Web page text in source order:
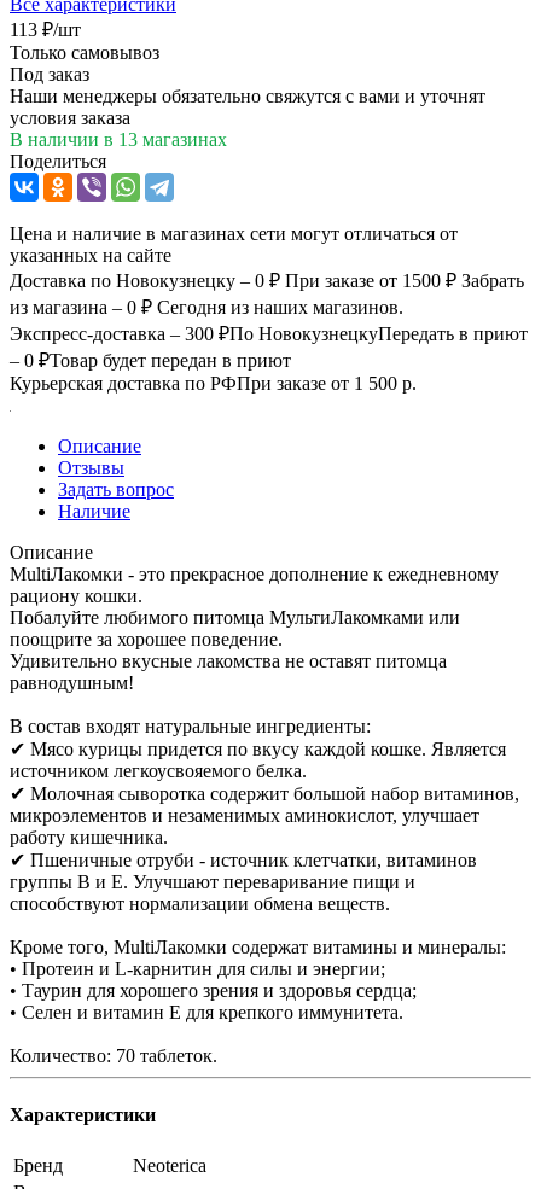
113 ₽/шт
Только самовывоз
Под заказ
Наши менеджеры обязательно свяжутся с вами и уточнят
условия заказа
В наличии в 13 магазинах
Поделиться
Цена и наличие в магазинах сети могут отличаться от
указанных на сайте
Доставка по Новокузнецку – 0 ₽ При заказе от 1500 ₽ Забрать
из магазина – 0 ₽ Сегодня из наших магазинов.
Экспресс-доставка – 300 ₽По НовокузнецкуПередать в приют
– 0 ₽Товар будет передан в приют
Курьерская доставка по РФПри заказе от 1 500 р.
Описание
Отзывы
Задать вопрос
Наличие
Описание
MultiЛакомки - это прекрасное дополнение к ежедневному
рациону кошки.
Побалуйте любимого питомца МультиЛакомками или
поощрите за хорошее поведение.
Удивительно вкусные лакомства не оставят питомца
равнодушным!
В состав входят натуральные ингредиенты:
✔ Мясо курицы придется по вкусу каждой кошке. Является
источником легкоусвояемого белка.
✔ Молочная сыворотка содержит большой набор витаминов,
микроэлементов и незаменимых аминокислот, улучшает
работу кишечника.
✔ Пшеничные отруби - источник клетчатки, витаминов
группы В и Е. Улучшают переваривание пищи и
способствуют нормализации обмена веществ.
Кроме того, MultiЛакомки содержат витамины и минералы:
• Протеин и L-карнитин для силы и энергии;
• Таурин для хорошего зрения и здоровья сердца;
• Селен и витамин Е для крепкого иммунитета.
Количество: 70 таблеток.
Характеристики
Бренд
Neoterica